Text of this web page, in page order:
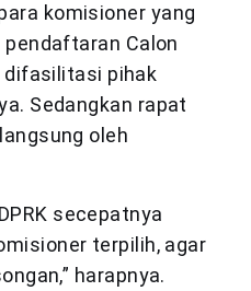
komisioner yang
pendaftaran Calon
difasilitasi pihak
Sedangkan rapat
oleh
secepatnya
terpilih, agar
harapnya.